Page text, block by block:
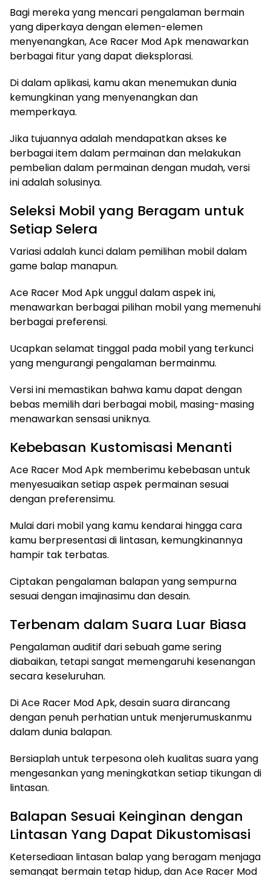
Bagi mereka yang mencari pengalaman bermain
yang diperkaya dengan elemen-elemen
menyenangkan, Ace Racer Mod Apk menawarkan
berbagai fitur yang dapat dieksplorasi.
Di dalam aplikasi, kamu akan menemukan dunia
kemungkinan yang menyenangkan dan
memperkaya.
Jika tujuannya adalah mendapatkan akses ke
berbagai item dalam permainan dan melakukan
pembelian dalam permainan dengan mudah, versi
ini adalah solusinya.
Seleksi Mobil yang Beragam untuk
Setiap Selera
Variasi adalah kunci dalam pemilihan mobil dalam
game balap manapun.
Ace Racer Mod Apk unggul dalam aspek ini,
menawarkan berbagai pilihan mobil yang memenuhi
berbagai preferensi.
Ucapkan selamat tinggal pada mobil yang terkunci
yang mengurangi pengalaman bermainmu.
Versi ini memastikan bahwa kamu dapat dengan
bebas memilih dari berbagai mobil, masing-masing
menawarkan sensasi uniknya.
Kebebasan Kustomisasi Menanti
Ace Racer Mod Apk memberimu kebebasan untuk
menyesuaikan setiap aspek permainan sesuai
dengan preferensimu.
Mulai dari mobil yang kamu kendarai hingga cara
kamu berpresentasi di lintasan, kemungkinannya
hampir tak terbatas.
Ciptakan pengalaman balapan yang sempurna
sesuai dengan imajinasimu dan desain.
Terbenam dalam Suara Luar Biasa
Pengalaman auditif dari sebuah game sering
diabaikan, tetapi sangat memengaruhi kesenangan
secara keseluruhan.
Di Ace Racer Mod Apk, desain suara dirancang
dengan penuh perhatian untuk menjerumuskanmu
dalam dunia balapan.
Bersiaplah untuk terpesona oleh kualitas suara yang
mengesankan yang meningkatkan setiap tikungan di
lintasan.
Balapan Sesuai Keinginan dengan
Lintasan Yang Dapat Dikustomisasi
Ketersediaan lintasan balap yang beragam menjaga
semangat bermain tetap hidup, dan Ace Racer Mod